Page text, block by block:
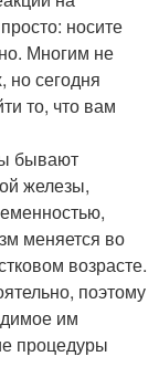
носите
Многим не
но сегодня
то, что вам
бывают
железы,
меняется во
возрасте.
поэтому
им
процедуры